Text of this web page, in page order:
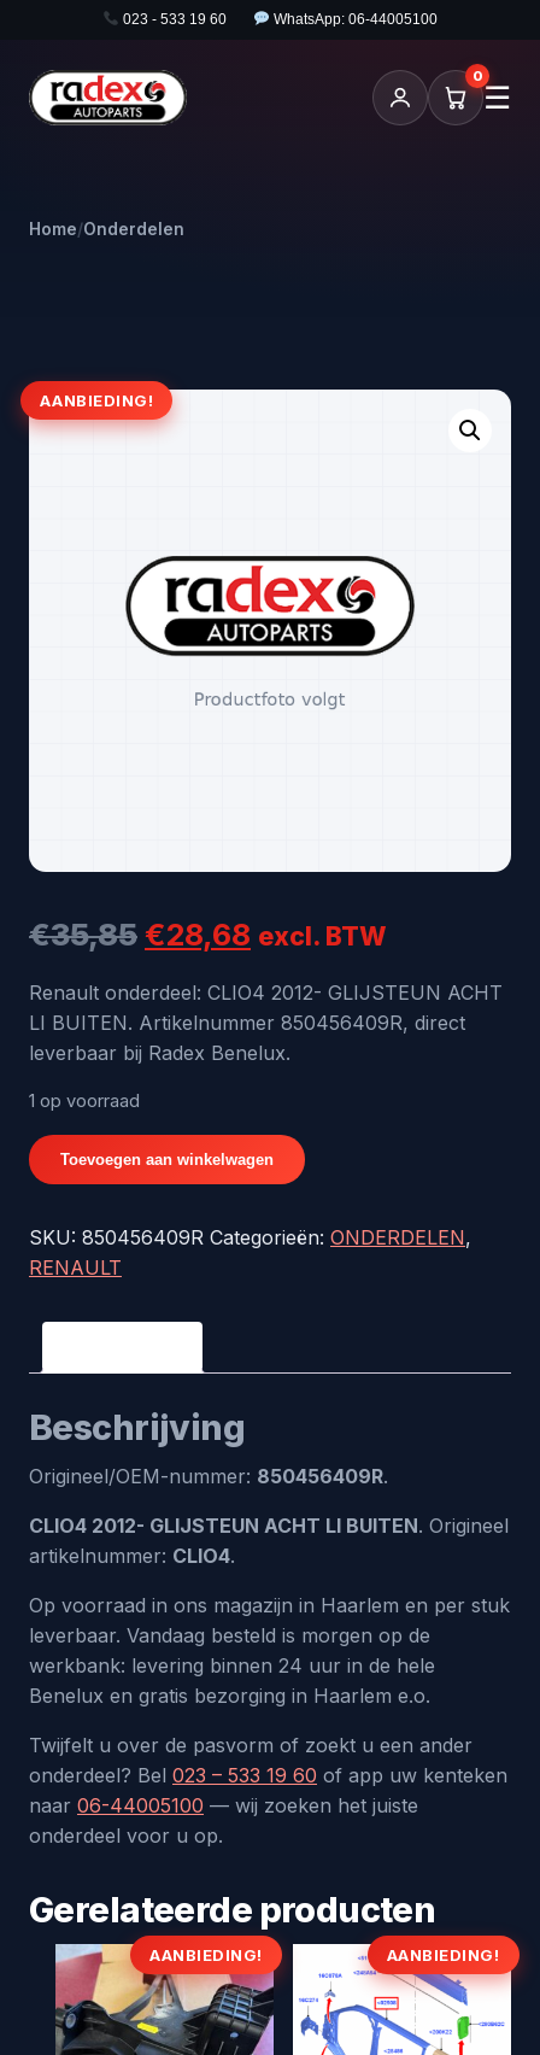
023 - 533 19 60 WhatsApp: 06-44005100
0
☰
Home/Onderdelen
AANBIEDING!
€35,85Oorspronkelijke
prijs
was:
€28,68 Huidige
prijs
is:
excl. BTW
Renault onderdeel: CLIO4 2012- GLIJSTEUN ACHT
LI BUITEN. Artikelnummer 850456409R, direct
leverbaar bij Radex Benelux.
1 op voorraad
CLIO4
2012-
ACHT
LI
850456409R
Toevoegen aan winkelwagen
SKU: 850456409R Categorieën: ONDERDELEN,
RENAULT
Beschrijving
Origineel/OEM-nummer: 850456409R.
CLIO4 2012- GLIJSTEUN ACHT LI BUITEN. Origineel
artikelnummer: CLIO4.
Op voorraad in ons magazijn in Haarlem en per stuk
leverbaar. Vandaag besteld is morgen op de
werkbank: levering binnen 24 uur in de hele
Benelux en gratis bezorging in Haarlem e.o.
Twijfelt u over de pasvorm of zoekt u een ander
onderdeel? Bel 023 – 533 19 60 of app uw kenteken
naar 06-44005100 — wij zoeken het juiste
onderdeel voor u op.
Gerelateerde producten
AANBIEDING! AANBIEDING!